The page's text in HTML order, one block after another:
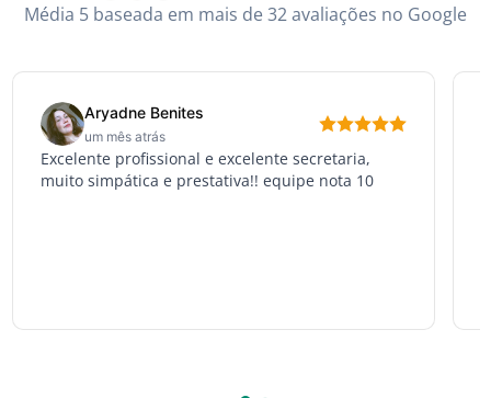
Média 5 baseada em mais de 32 avaliações no Google
Aryadne Benites
um mês atrás
Excelente profissional e excelente secretaria,
muito simpática e prestativa!! equipe nota 10